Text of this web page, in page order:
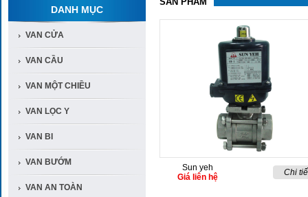
DANH MỤC
VAN CỬA
VAN CẦU
VAN MỘT CHIỀU
VAN LỌC Y
VAN BI
VAN BƯỚM
VAN AN TOÀN
Sun yeh
Giá liên hệ
Chi